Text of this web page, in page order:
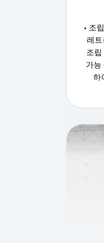
• 조
레
조립
가능
하